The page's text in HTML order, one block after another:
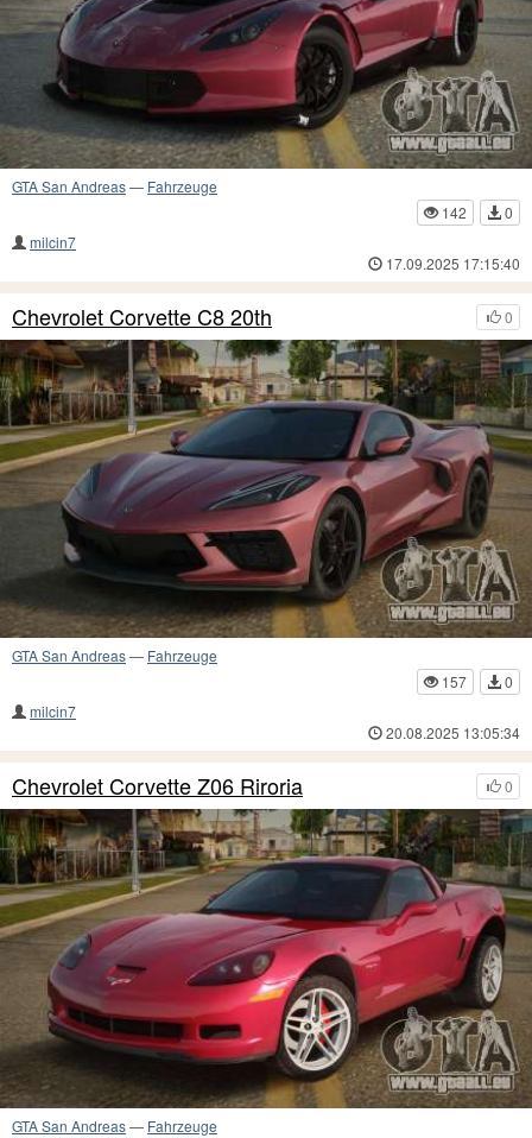
GTA San Andreas— Fahrzeuge
142
0
milcin7
17.09.2025 17:15:40
0
Chevrolet Corvette C8 20th
GTA San Andreas— Fahrzeuge
157
0
milcin7
20.08.2025 13:05:34
0
Chevrolet Corvette Z06 Riroria
GTA San Andreas— Fahrzeuge